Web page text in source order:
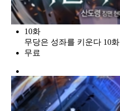
10화
무당은 성좌를 키운다 10화
무료